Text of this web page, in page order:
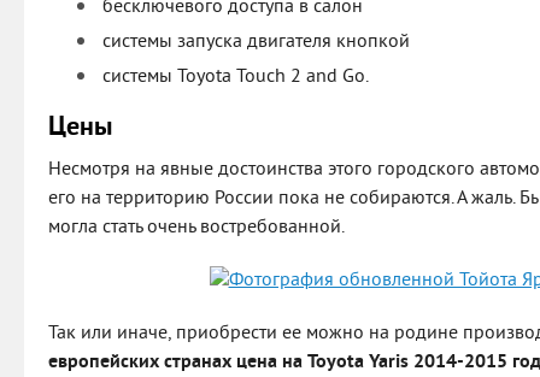
бесключевого доступа в салон
системы запуска двигателя кнопкой
системы Toyota Touch 2 and Go.
Цены
Несмотря на явные достоинства этого городского
его на территорию России пока не собираются. А жаль.
могла стать очень востребованной.
Так или иначе, приобрести ее можно на родине
европейских странах цена на Toyota Yaris 2014-2015